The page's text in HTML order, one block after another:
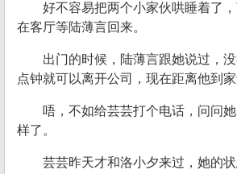
好不容易把两个小家伙哄睡着了，
在客厅等陆薄言回来。
出门的时候，陆薄言跟她说过，
点钟就可以离开公司，现在距离他到家
唔，不如给芸芸打个电话，问问
样了。
芸芸昨天才和洛小夕来过，她的状